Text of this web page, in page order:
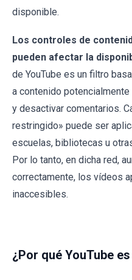
disponible.
Los controles de
pueden afectar la
de YouTube es un filtro
a contenido
y desactivar comentarios.
restringido» puede ser
escuelas, bibliotecas u
Por lo tanto, en dicha red,
correctamente, los vídeos
inaccesibles.
¿Por qué YouTube